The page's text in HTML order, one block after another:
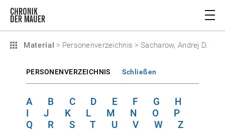
Material > Personenverzeichnis > Sacharow, Andrej D.
PERSONENVERZEICHNIS Schließen
A B C D E F G
H
I
J K L M N O
P
Q
R S T U V W Z